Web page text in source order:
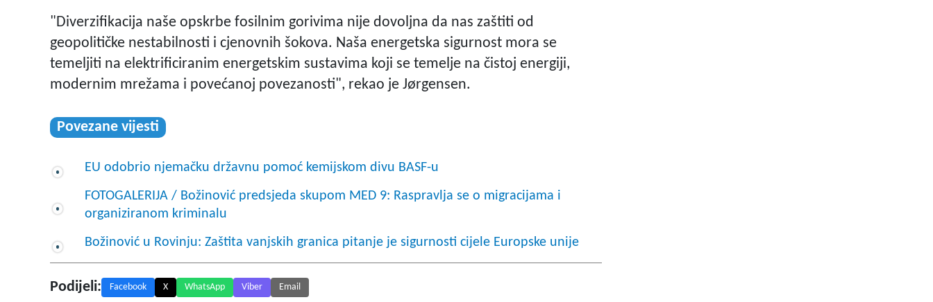
"Diverzifikacija naše opskrbe fosilnim gorivima nije dovoljna da nas zaštiti od
geopolitičke nestabilnosti i cjenovnih šokova. Naša energetska sigurnost mora se
temeljiti na elektrificiranim energetskim sustavima koji se temelje na čistoj energiji,
modernim mrežama i povećanoj povezanosti", rekao je Jørgensen.
Povezane vijesti
EU odobrio njemačku državnu pomoć kemijskom divu BASF-u
FOTOGALERIJA / Božinović predsjeda skupom MED 9: Raspravlja se o migracijama i
organiziranom kriminalu
Božinović u Rovinju: Zaštita vanjskih granica pitanje je sigurnosti cijele Europske unije
Podijeli: Facebook X WhatsApp Viber Email